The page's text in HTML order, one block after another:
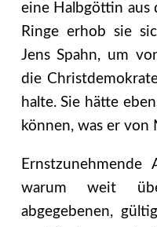
eine Halbgöttin aus
Ringe erhob sie
Jens Spahn, um
die
halte. Sie hätte
können, was er von
warum weit
abgegebenen,